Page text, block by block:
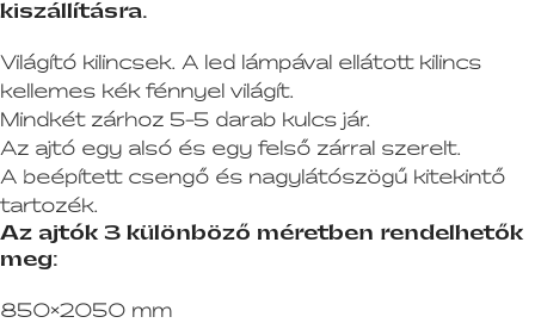
kiszállításra.
Világító kilincsek. A led lámpával ellátott kilincs
kellemes kék fénnyel világít.
Mindkét zárhoz 5-5 darab kulcs jár.
Az ajtó egy alsó és egy felső zárral szerelt.
A beépített csengő és nagylátószögű kitekintő
tartozék.
Az ajtók 3 különböző méretben rendelhetők
meg:
850×2050 mm